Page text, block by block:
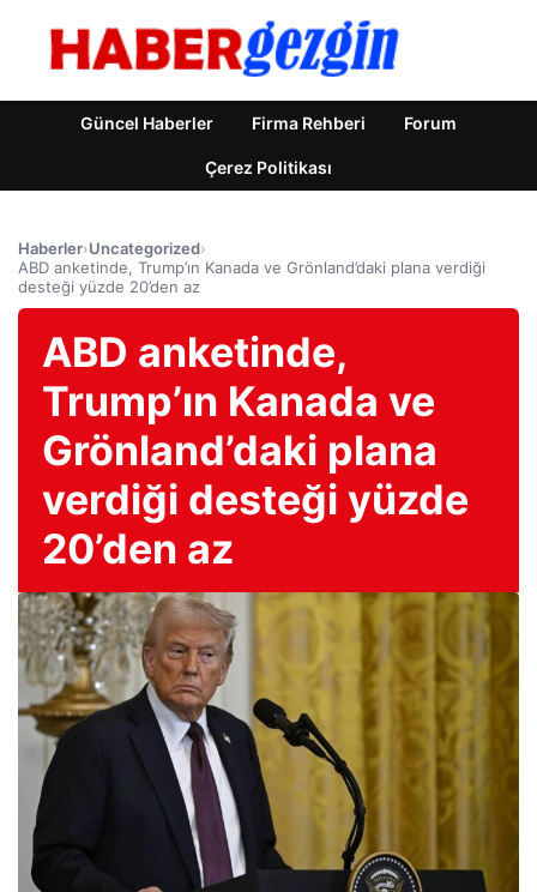
Güncel Haberler Firma Rehberi Forum
Çerez Politikası
Haberler›Uncategorized›
ABD anketinde, Trump’ın Kanada ve Grönland’daki plana verdiği
desteği yüzde 20’den az
ABD anketinde,
Trump’ın Kanada ve
Grönland’daki plana
verdiği desteği yüzde
20’den az